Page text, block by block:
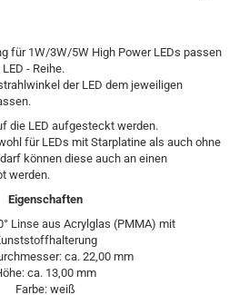
für 1W/3W/5W High Power LEDs passen
- Reihe.
der LED dem jeweiligen
die LED aufgesteckt werden.
für LEDs mit Starplatine als auch ohne
können diese auch an einen
werden.
Eigenschaften
Linse aus Acrylglas (PMMA) mit
ca. 22,00 mm
ca. 13,00 mm
Farbe: weiß